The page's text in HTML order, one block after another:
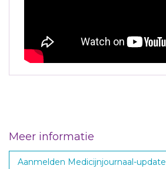
Meer informatie
Aanmelden Medicijnjournaal-update